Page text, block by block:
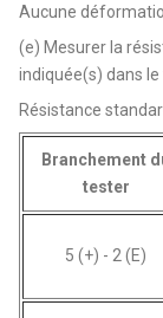
Aucune
(e) Mesurer la
indiquée(s) dans
Résistance
Branchement
tester
5 (+) - 2 (E)